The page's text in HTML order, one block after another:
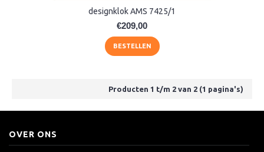
designklok AMS 7425/1
€209,00
BESTELLEN
Producten 1 t/m 2 van 2 (1 pagina's)
OVER ONS